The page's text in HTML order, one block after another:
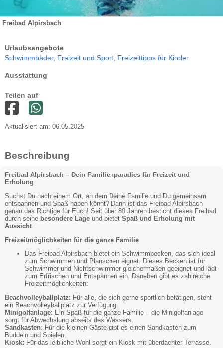
Freibad Alpirsbach
Urlaubsangebote
Schwimmbäder, Freizeit und Sport, Freizeittipps für Kinder
Ausstattung
Teilen auf
Aktualisiert am: 06.05.2025
Beschreibung
Freibad Alpirsbach – Dein Familienparadies für Freizeit und
Erholung
Suchst Du nach einem Ort, an dem Deine Familie und Du gemeinsam
entspannen und Spaß haben könnt? Dann ist das Freibad Alpirsbach
genau das Richtige für Euch! Seit über 80 Jahren besticht dieses Freibad
durch seine besondere Lage und bietet Spaß und Erholung mit
Aussicht
Freizeitmöglichkeiten für die ganze Familie
Das Freibad Alpirsbach bietet ein Schwimmbecken, das sich ideal
zum Schwimmen und Planschen eignet. Dieses Becken ist für
Schwimmer und Nichtschwimmer gleichermaßen geeignet und lädt
zum Erfrischen und Entspannen ein. Daneben gibt es zahlreiche
Freizeitmöglichkeiten:
Beachvolleyballplatz: Für alle, die sich gerne sportlich betätigen, steht
ein Beachvolleyballplatz zur Verfügung.
Minigolfanlage: Ein Spaß für die ganze Familie – die Minigolfanlage
sorgt für Abwechslung abseits des Wassers.
Sandkasten: Für die kleinen Gäste gibt es einen Sandkasten zum
Buddeln und Spielen.
Kiosk: Für das leibliche Wohl sorgt ein Kiosk mit überdachter Terrasse.